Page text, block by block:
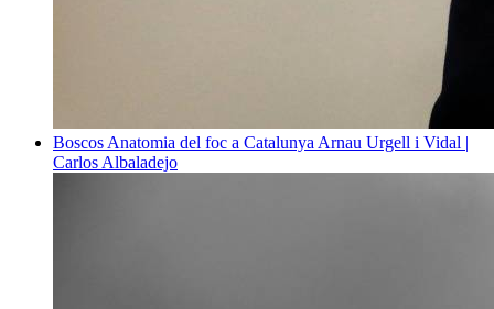
Boscos Anatomia del foc a Catalunya Arnau Urgell i Vidal |
Carlos Albaladejo